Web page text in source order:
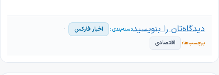
اخبار فارکس
اقتصادی
دیدگاه‌تان را بنویسید